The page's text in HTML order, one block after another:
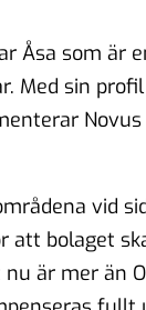
Åsa som är
Med sin
Novus
vid
att bolaget
är mer än